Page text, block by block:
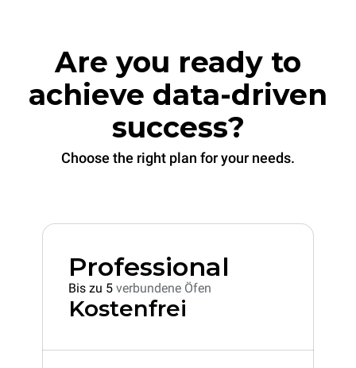
Are you ready to
achieve data-driven
success?
Choose the right plan for your needs.
Professional
Bis zu 5 verbundene Öfen
Kostenfrei